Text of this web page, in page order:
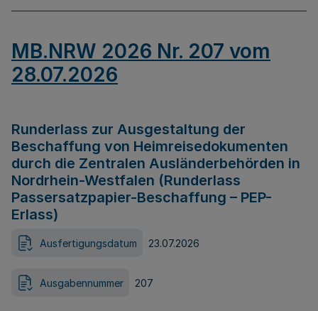
MB.NRW 2026 Nr. 207 vom
28.07.2026
Runderlass zur Ausgestaltung der
Beschaffung von Heimreisedokumenten
durch die Zentralen Ausländerbehörden in
Nordrhein-Westfalen (Runderlass
Passersatzpapier-Beschaffung – PEP-
Erlass)
Ausfertigungsdatum 23.07.2026
Ausgabennummer 207